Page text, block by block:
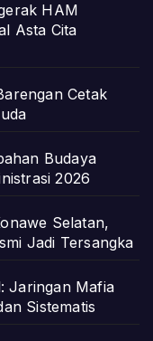
HAM
Asta Cita
Cetak
Budaya
2026
Selatan,
Jadi Tersangka
Jaringan Mafia
Sistematis